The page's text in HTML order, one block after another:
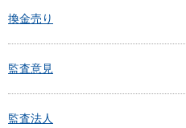
換金売り
監査意見
監査法人